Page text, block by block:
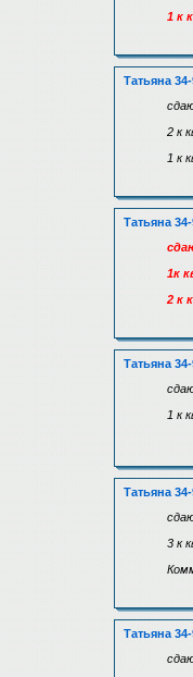
1 к
Татьяна
2 к
1 к
Татьяна
1к
2 к
Татьяна
1 к
Татьяна
3 к
Татьяна